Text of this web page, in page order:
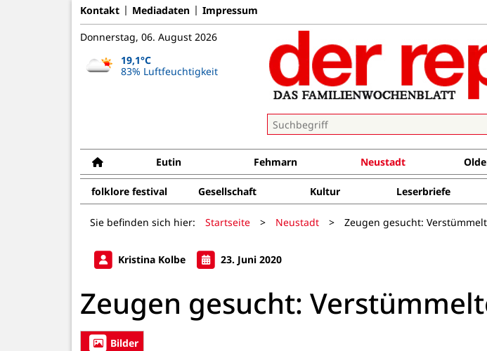
Kontakt Mediadaten Impressum
Donnerstag, 06. August 2026
19,1°C
83% Luftfeuchtigkeit
Eutin Fehmarn Neustadt
folklore festival Gesellschaft Kultur Leserbriefe
Sie befinden sich hier: Startseite > Neustadt > Zeugen gesucht:
Kristina Kolbe 23. Juni 2020
Zeugen gesucht:
Bilder